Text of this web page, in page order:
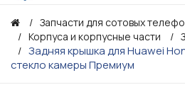
Запчасти для сотовых
Корпуса и корпусные части
Задняя крышка для Huawei
стекло камеры Премиум